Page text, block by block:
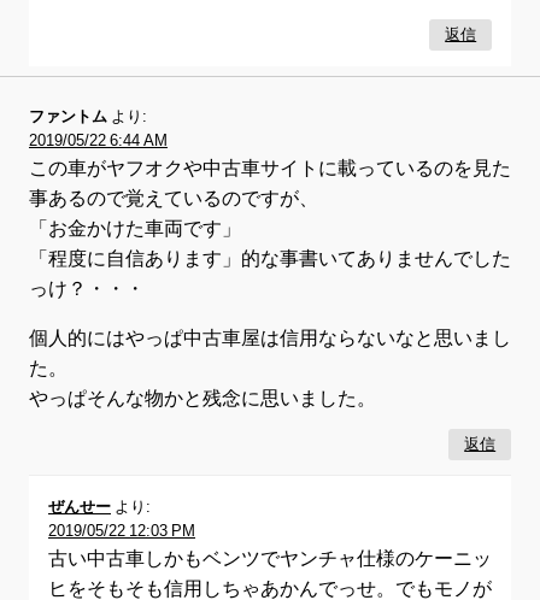
返信
ファントム より:
2019/05/22 6:44 AM
この車がヤフオクや中古車サイトに載っているのを見た
事あるので覚えているのですが、
「お金かけた車両です」
「程度に自信あります」的な事書いてありませんでした
っけ？・・・
個人的にはやっぱ中古車屋は信用ならないなと思いまし
た。
やっぱそんな物かと残念に思いました。
返信
ぜんせー より:
2019/05/22 12:03 PM
古い中古車しかもベンツでヤンチャ仕様のケーニッ
ヒをそもそも信用しちゃあかんでっせ。でもモノが